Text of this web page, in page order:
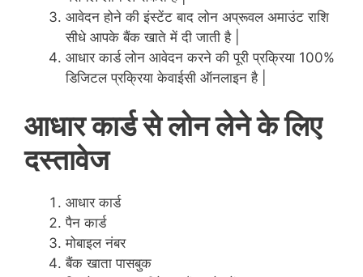
आवेदन होने की इंस्टेंट बाद लोन अप्रूवल अमाउंट राशि
सीधे आपके बैंक खाते में दी जाती है |
आधार कार्ड लोन आवेदन करने की पूरी प्रक्रिया 100%
डिजिटल प्रक्रिया केवाईसी ऑनलाइन है |
आधार कार्ड से लोन लेने के लिए
दस्तावेज
आधार कार्ड
पैन कार्ड
मोबाइल नंबर
बैंक खाता पासबुक